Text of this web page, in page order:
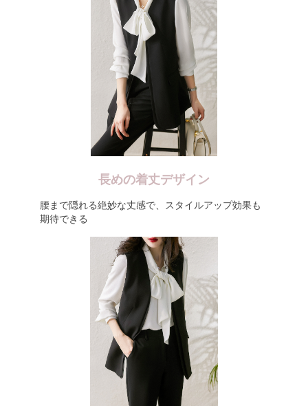
長めの着丈デザイン
腰まで隠れる絶妙な丈感で、スタイルアップ効果も
期待できる